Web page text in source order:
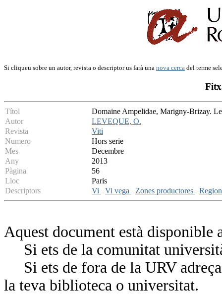
Si cliqueu sobre un autor, revista o descriptor us farà una nova cerca del terme
Títol
Domaine Ampelidae, Marigny-Brizay.
Autor
LEVEQUE, O.
Revista
Viti
Numero
Hors serie
Mes
Decembre
Any
2013
Pàgina
56
Lloc
Paris
Descriptors
Vi Vi vega Zones productores
Aquest document està
Si ets de la comunitat
Si ets de fora de la URV
la teva biblioteca o universitat.